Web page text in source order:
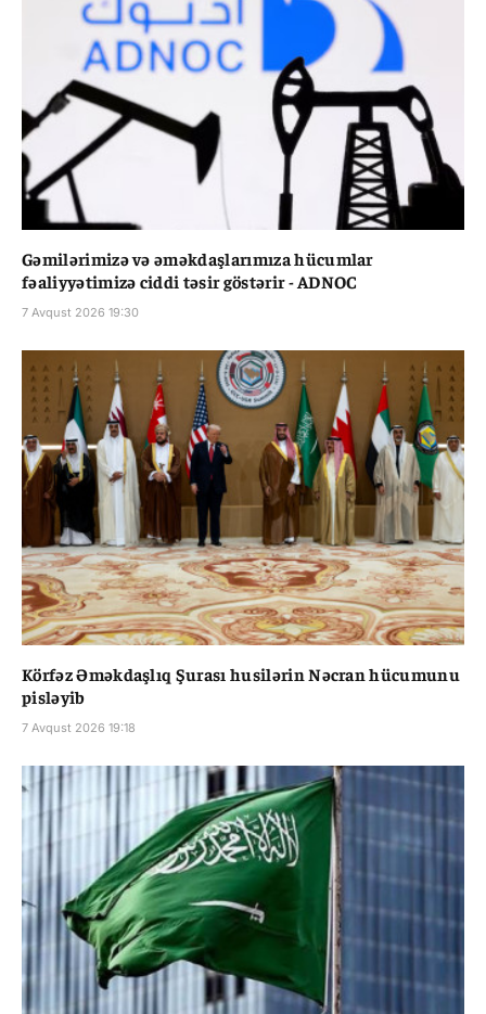
Gəmilərimizə və əməkdaşlarımıza hücumlar
fəaliyyətimizə ciddi təsir göstərir - ADNOC
7 Avqust 2026 19:30
Körfəz Əməkdaşlıq Şurası husilərin Nəcran hücumunu
pisləyib
7 Avqust 2026 19:18